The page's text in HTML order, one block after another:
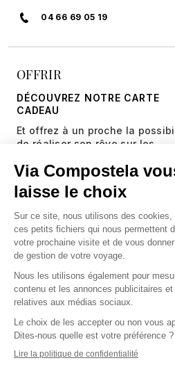
04 66 69 05 19
OFFRIR
DÉCOUVREZ NOTRE CARTE
CADEAU
Et offrez à un proche la
de réaliser son rêve sur les
JE DÉCOUVRE
Copyright © 2026
Politique de confidentialité et